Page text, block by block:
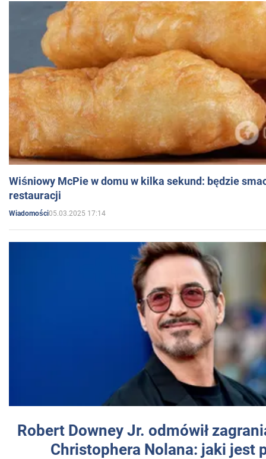
Wiśniowy McPie w domu w kilka sekund: będzie
restauracji
Wiadomości05.03.2025 17:14
Robert Downey Jr. odmówił
Christophera Nolana: jaki jest